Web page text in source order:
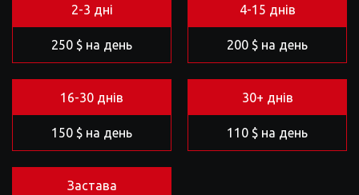
2-3 дні
250 $ на день
4-15 днів
200 $ на день
16-30 днів
150 $ на день
30+ днів
110 $ на день
Застава